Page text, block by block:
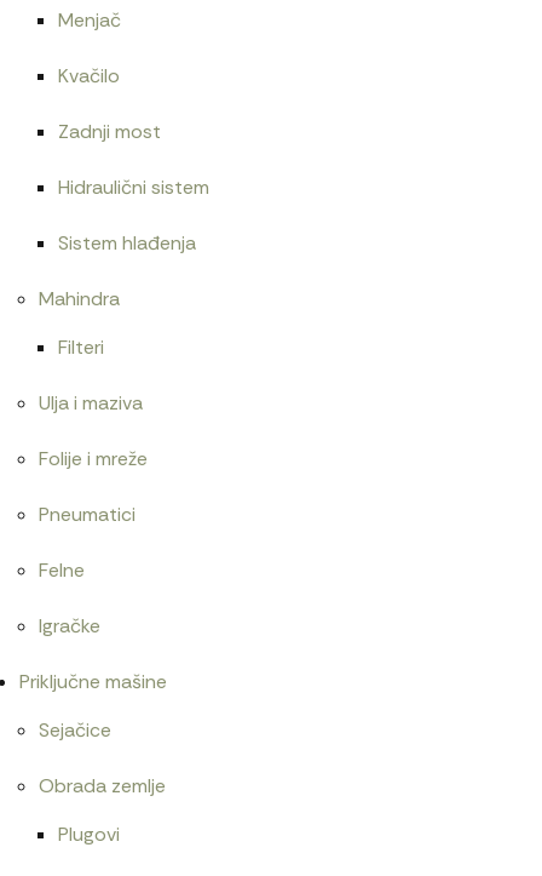
Menjač
Kvačilo
Zadnji most
Hidraulični sistem
Sistem hlađenja
Mahindra
Filteri
Ulja i maziva
Folije i mreže
Pneumatici
Felne
Igračke
Priključne mašine
Sejačice
Obrada zemlje
Plugovi